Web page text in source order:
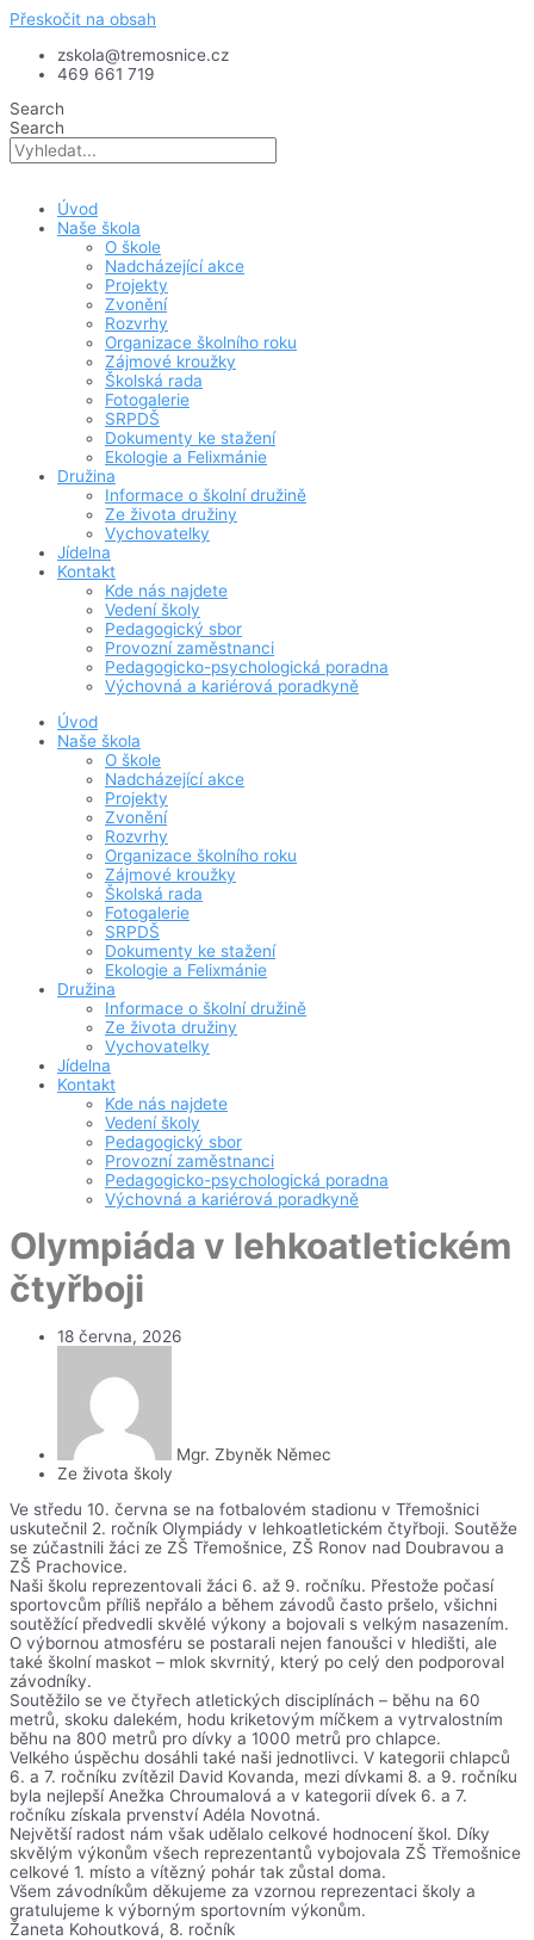
Přeskočit na obsah
zskola@tremosnice.cz
469 661 719
Search
Search
Úvod
Naše škola
O škole
Nadcházející akce
Projekty
Zvonění
Rozvrhy
Organizace školního roku
Zájmové kroužky
Školská rada
Fotogalerie
SRPDŠ
Dokumenty ke stažení
Ekologie a Felixmánie
Družina
Informace o školní družině
Ze života družiny
Vychovatelky
Jídelna
Kontakt
Kde nás najdete
Vedení školy
Pedagogický sbor
Provozní zaměstnanci
Pedagogicko-psychologická poradna
Výchovná a kariérová poradkyně
Úvod
Naše škola
O škole
Nadcházející akce
Projekty
Zvonění
Rozvrhy
Organizace školního roku
Zájmové kroužky
Školská rada
Fotogalerie
SRPDŠ
Dokumenty ke stažení
Ekologie a Felixmánie
Družina
Informace o školní družině
Ze života družiny
Vychovatelky
Jídelna
Kontakt
Kde nás najdete
Vedení školy
Pedagogický sbor
Provozní zaměstnanci
Pedagogicko-psychologická poradna
Výchovná a kariérová poradkyně
Olympiáda v lehkoatletickém
čtyřboji
18 června, 2026
Mgr. Zbyněk Němec
Ze života školy
Ve středu 10. června se na fotbalovém stadionu v Třemošnici
uskutečnil 2. ročník Olympiády v lehkoatletickém čtyřboji. Soutěže
se zúčastnili žáci ze ZŠ Třemošnice, ZŠ Ronov nad Doubravou a
ZŠ Prachovice.
Naši školu reprezentovali žáci 6. až 9. ročníku. Přestože počasí
sportovcům příliš nepřálo a během závodů často pršelo, všichni
soutěžící předvedli skvělé výkony a bojovali s velkým nasazením.
O výbornou atmosféru se postarali nejen fanoušci v hledišti, ale
také školní maskot – mlok skvrnitý, který po celý den podporoval
závodníky.
Soutěžilo se ve čtyřech atletických disciplínách – běhu na 60
metrů, skoku dalekém, hodu kriketovým míčkem a vytrvalostním
běhu na 800 metrů pro dívky a 1000 metrů pro chlapce.
Velkého úspěchu dosáhli také naši jednotlivci. V kategorii chlapců
6. a 7. ročníku zvítězil David Kovanda, mezi dívkami 8. a 9. ročníku
byla nejlepší Anežka Chroumalová a v kategorii dívek 6. a 7.
ročníku získala prvenství Adéla Novotná.
Největší radost nám však udělalo celkové hodnocení škol. Díky
skvělým výkonům všech reprezentantů vybojovala ZŠ Třemošnice
celkové 1. místo a vítězný pohár tak zůstal doma.
Všem závodníkům děkujeme za vzornou reprezentaci školy a
gratulujeme k výborným sportovním výkonům.
Žaneta Kohoutková, 8. ročník